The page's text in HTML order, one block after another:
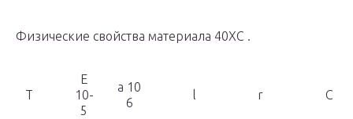
Физические свойства материала 40ХС .
T
E
10-
5
a 10
6
l r C